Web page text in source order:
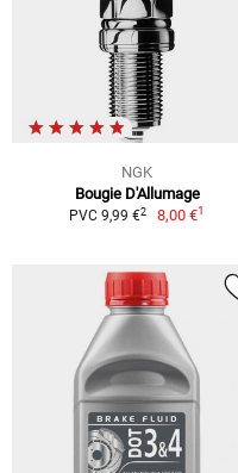
NGK
Bougie D'Allumage
PVC 9,99 €2 8,00 €1